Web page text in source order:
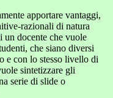
apportare vantaggi,
razionali di natura
un docente che vuole
che siano diversi
e con lo stesso livello di
sintetizzare gli
serie di slide o